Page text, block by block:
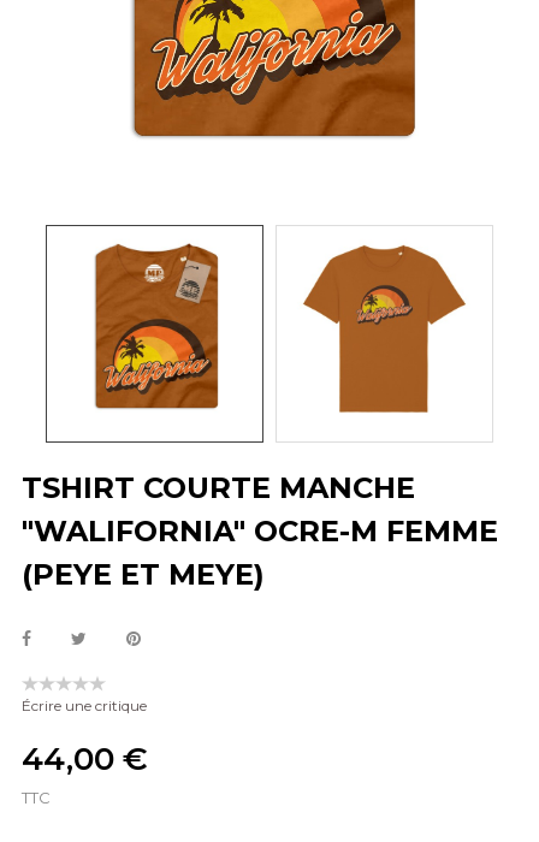
TSHIRT COURTE MANCHE
"WALIFORNIA" OCRE-M FEMME
(PEYE ET MEYE)
Écrire une critique
44,00 €
TTC